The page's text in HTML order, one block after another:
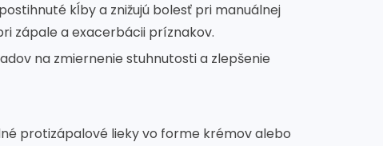
kĺby a znižujú bolesť pri manuálnej
zápale a exacerbácii príznakov.
na zmiernenie stuhnutosti a zlepšenie
protizápalové lieky vo forme krémov alebo